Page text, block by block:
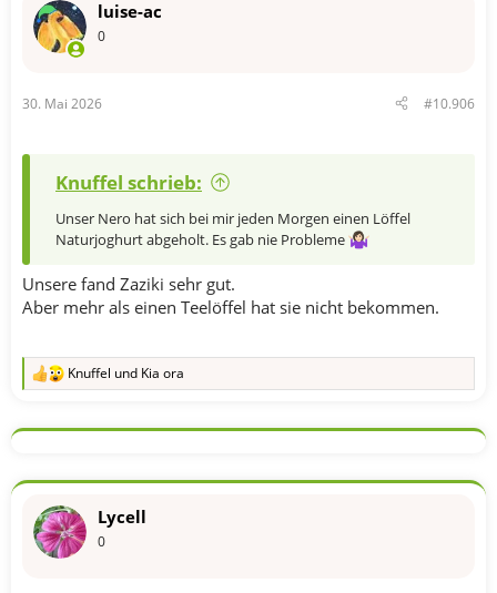
o
:
luise-ac
0
30. Mai 2026 #10.906
Knuffel schrieb:
Unser Nero hat sich bei mir jeden Morgen einen Löffel
Naturjoghurt abgeholt. Es gab nie Probleme
Unsere fand Zaziki sehr gut.
Aber mehr als einen Teelöffel hat sie nicht bekommen.
R
k
o
e
n
Knuffel und Kia ora
Lycell
0